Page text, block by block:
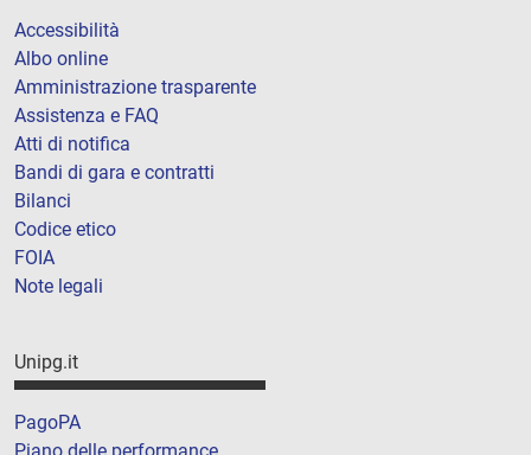
Accessibilità
Albo online
Amministrazione trasparente
Assistenza e FAQ
Atti di notifica
Bandi di gara e contratti
Bilanci
Codice etico
FOIA
Note legali
Unipg.it
PagoPA